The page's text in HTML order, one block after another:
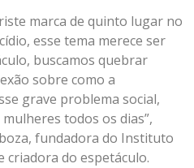
marca de quinto lugar no
esse tema merece ser
buscamos quebrar
sobre como a
grave problema social,
todos os dias”,
fundadora do Instituto
criadora do espetáculo.